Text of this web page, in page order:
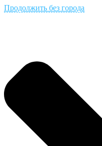
Продолжить без города